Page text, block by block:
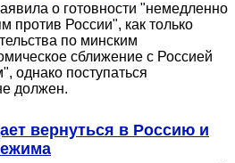
о готовности "немедленно
против России", как только
по минским
сближение с Россией
однако поступаться
должен.
вернуться в Россию и